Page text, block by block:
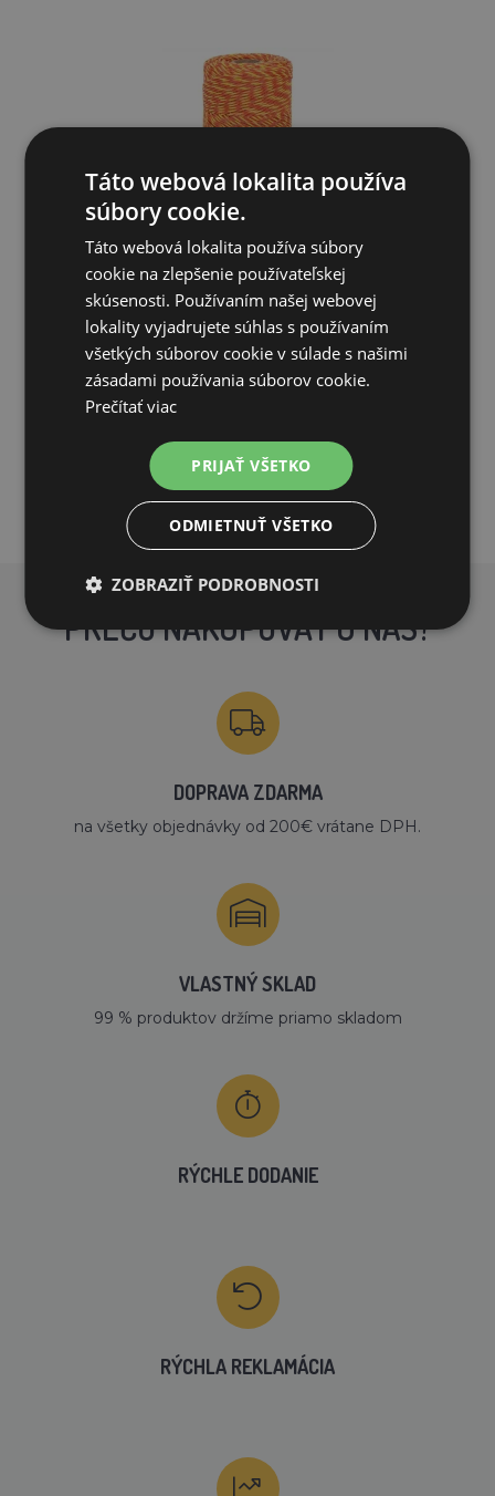
Lanko pre elektrický ohradník, priemer 2 mm, 250 m, žlto-
ora...
6,29€
SKLADOM
PREČO NAKUPOVAŤ U NÁS?
DOPRAVA ZDARMA
na všetky objednávky od 200€ vrátane DPH.
VLASTNÝ SKLAD
99 % produktov držíme priamo skladom
RÝCHLE DODANIE
RÝCHLA REKLAMÁCIA
Táto webová lokalita používa
súbory cookie.
Táto webová lokalita používa súbory
cookie na zlepšenie používateľskej
skúsenosti. Používaním našej webovej
lokality vyjadrujete súhlas s používaním
všetkých súborov cookie v súlade s našimi
zásadami používania súborov cookie.
Prečítať viac
PRIJAŤ VŠETKO
ODMIETNUŤ VŠETKO
ZOBRAZIŤ PODROBNOSTI